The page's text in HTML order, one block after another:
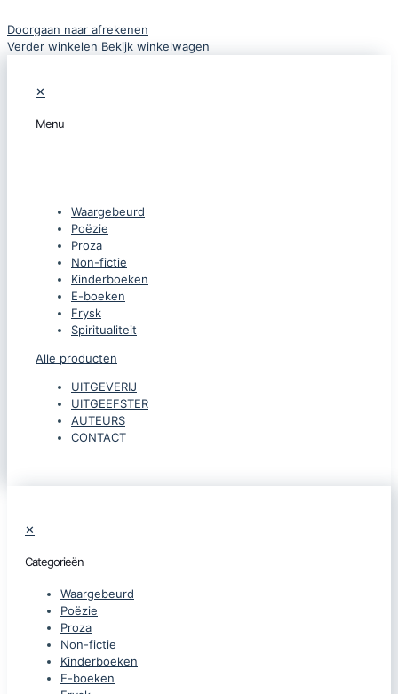
Doorgaan naar afrekenen
Verder winkelen Bekijk winkelwagen
✕
Menu
Waargebeurd
Poëzie
Proza
Non-fictie
Kinderboeken
E-boeken
Frysk
Spiritualiteit
Alle producten
UITGEVERIJ
UITGEEFSTER
AUTEURS
CONTACT
✕
Categorieën
Waargebeurd
Poëzie
Proza
Non-fictie
Kinderboeken
E-boeken